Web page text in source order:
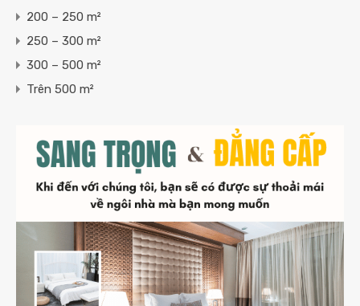
200 – 250 m²
250 – 300 m²
300 – 500 m²
Trên 500 m²